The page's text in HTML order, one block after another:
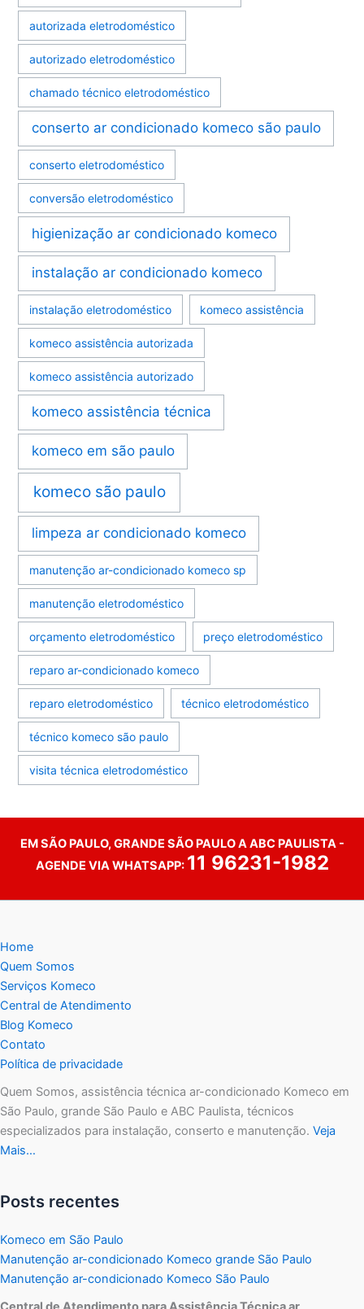
autorizada eletrodoméstico
autorizado eletrodoméstico
chamado técnico eletrodoméstico
conserto ar condicionado komeco são paulo
conserto eletrodoméstico
conversão eletrodoméstico
higienização ar condicionado komeco
instalação ar condicionado komeco
instalação eletrodoméstico komeco assistência
komeco assistência autorizada
komeco assistência autorizado
komeco assistência técnica
komeco em são paulo
komeco são paulo
limpeza ar condicionado komeco
manutenção ar-condicionado komeco sp
manutenção eletrodoméstico
orçamento eletrodoméstico preço eletrodoméstico
reparo ar-condicionado komeco
reparo eletrodoméstico técnico eletrodoméstico
técnico komeco são paulo
visita técnica eletrodoméstico
EM SÃO PAULO, GRANDE SÃO PAULO A ABC PAULISTA -
AGENDE VIA WHATSAPP: 11 96231-1982
Home
Quem Somos
Serviços Komeco
Central de Atendimento
Blog Komeco
Contato
Política de privacidade
Quem Somos, assistência técnica ar-condicionado Komeco em
São Paulo, grande São Paulo e ABC Paulista, técnicos
especializados para instalação, conserto e manutenção. Veja
Mais…
Posts recentes
Komeco em São Paulo
Manutenção ar-condicionado Komeco grande São Paulo
Manutenção ar-condicionado Komeco São Paulo